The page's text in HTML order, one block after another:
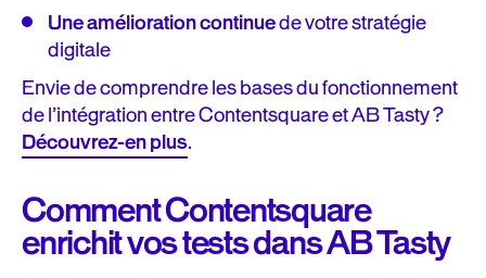
Une amélioration continuede votre stratégie
digitale
Envie de comprendre les bases du fonctionnement
de l’intégration entre Contentsquare et AB Tasty ?
Découvrez-en plus.
Comment Contentsquare
enrichit vos tests dans AB Tasty